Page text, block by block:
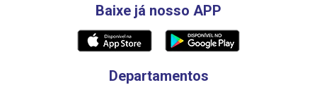
Baixe já nosso APP
Departamentos